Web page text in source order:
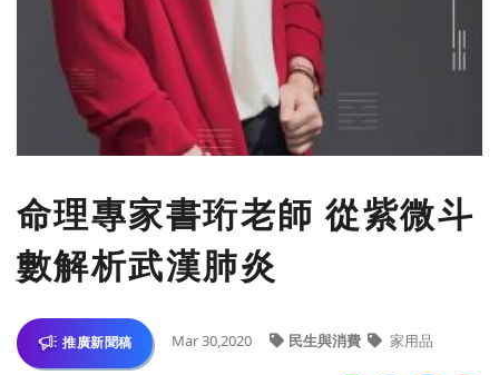
命理專家書珩老師 從紫微斗
數解析武漢肺炎
推廣新聞稿 Mar 30,2020 民生與消費 家用品